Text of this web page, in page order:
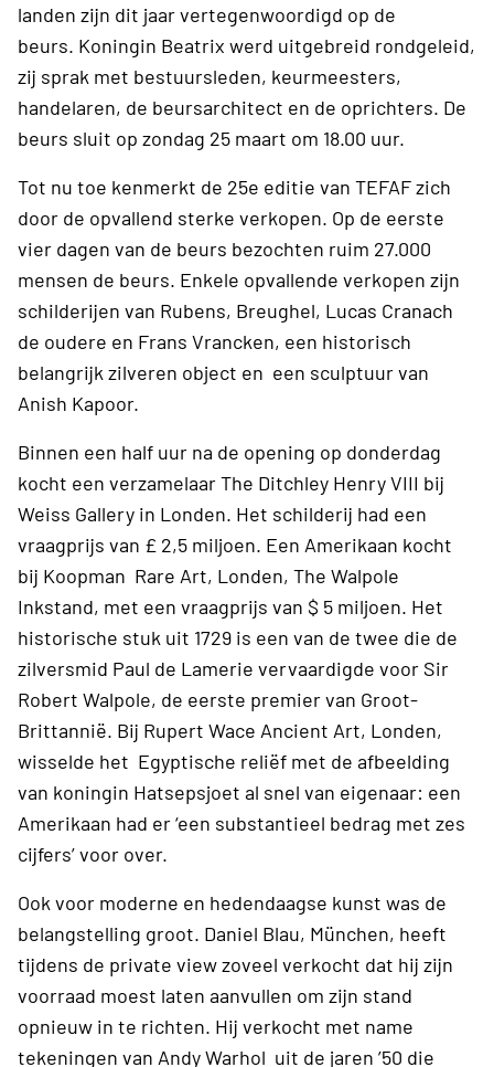
landen zijn dit jaar vertegenwoordigd op de
beurs. Koningin Beatrix werd uitgebreid rondgeleid,
zij sprak met bestuursleden, keurmeesters,
handelaren, de beursarchitect en de oprichters. De
beurs sluit op zondag 25 maart om 18.00 uur.
Tot nu toe kenmerkt de 25e editie van TEFAF zich
door de opvallend sterke verkopen. Op de eerste
vier dagen van de beurs bezochten ruim 27.000
mensen de beurs. Enkele opvallende verkopen zijn
schilderijen van Rubens, Breughel, Lucas Cranach
de oudere en Frans Vrancken, een historisch
belangrijk zilveren object en een sculptuur van
Anish Kapoor.
Binnen een half uur na de opening op donderdag
kocht een verzamelaar The Ditchley Henry VIII bij
Weiss Gallery in Londen. Het schilderij had een
vraagprijs van £ 2,5 miljoen. Een Amerikaan kocht
bij Koopman Rare Art, Londen, The Walpole
Inkstand, met een vraagprijs van $ 5 miljoen. Het
historische stuk uit 1729 is een van de twee die de
zilversmid Paul de Lamerie vervaardigde voor Sir
Robert Walpole, de eerste premier van Groot-
Brittannië. Bij Rupert Wace Ancient Art, Londen,
wisselde het Egyptische reliëf met de afbeelding
van koningin Hatsepsjoet al snel van eigenaar: een
Amerikaan had er ‘een substantieel bedrag met zes
cijfers’ voor over.
Ook voor moderne en hedendaagse kunst was de
belangstelling groot. Daniel Blau, München, heeft
tijdens de private view zoveel verkocht dat hij zijn
voorraad moest laten aanvullen om zijn stand
opnieuw in te richten. Hij verkocht met name
tekeningen van Andy Warhol uit de jaren ’50 die